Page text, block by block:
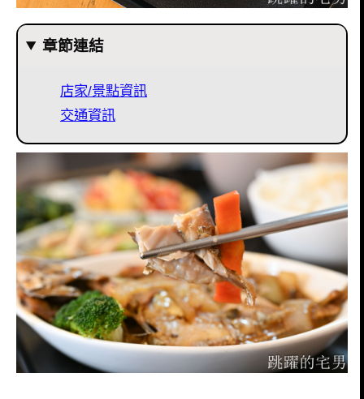
章節連結
店家/景點資訊
交通資訊